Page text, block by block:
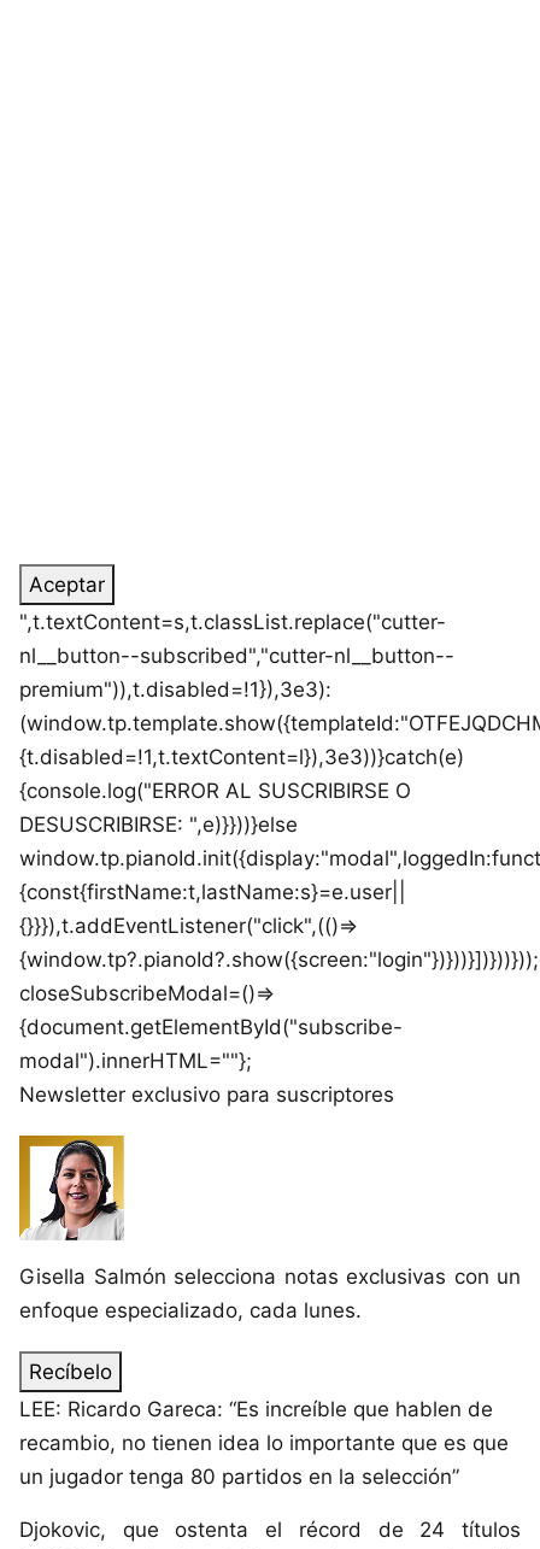
Aceptar
",t.textContent=s,t.classList.replace("cutter-
nl__button--subscribed","cutter-nl__button--
premium")),t.disabled=!1}),3e3):
{t.disabled=!1,t.textContent=l}),3e3))}catch(e)
{console.log("ERROR AL SUSCRIBIRSE O
DESUSCRIBIRSE: ",e)}}))}else
{const{firstName:t,lastName:s}=e.user||
{}}}),t.addEventListener("click",(()=>
closeSubscribeModal=()=>
{document.getElementById("subscribe-
modal").innerHTML=""};
Newsletter exclusivo para suscriptores
Gisella Salmón selecciona notas exclusivas con un
enfoque especializado, cada lunes.
Recíbelo
LEE: Ricardo Gareca: “Es increíble que hablen de
recambio, no tienen idea lo importante que es que
un jugador tenga 80 partidos en la selección”
Djokovic, que ostenta el récord de 24 títulos